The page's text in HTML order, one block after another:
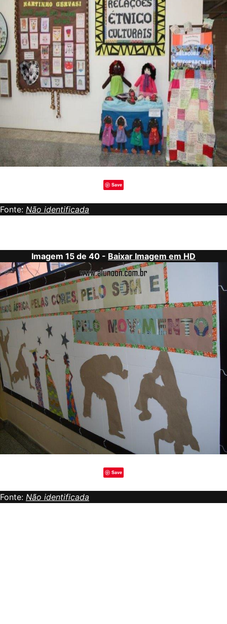
Save
Fonte: Não identificada
Imagem 15 de 40 - Baixar Imagem em HD
Save
Fonte: Não identificada